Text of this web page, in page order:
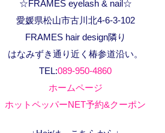
☆FRAMES eyelash & nail☆
愛媛県松山市古川北4-6-3-102
FRAMES hair design隣り
はなみずき通り近く椿参道沿い。
TEL:089-950-4860
ホームページ
ホットペッパーNET予約&クーポン